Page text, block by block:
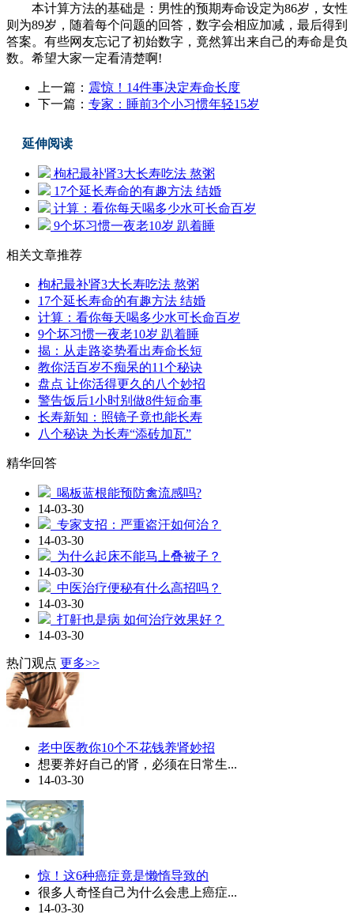
本计算方法的基础是：男性的预期寿命设定为86岁，女性
则为89岁，随着每个问题的回答，数字会相应加减，最后得到
答案。有些网友忘记了初始数字，竟然算出来自己的寿命是负
数。希望大家一定看清楚啊!
上一篇： 震惊！14件事决定寿命长度
下一篇： 专家：睡前3个小习惯年轻15岁
延伸阅读
枸杞最补肾3大长寿吃法 熬粥
17个延长寿命的有趣方法 结婚
计算：看你每天喝多少水可长命百岁
9个坏习惯一夜老10岁 趴着睡
相关文章推荐
枸杞最补肾3大长寿吃法 熬粥
17个延长寿命的有趣方法 结婚
计算：看你每天喝多少水可长命百岁
9个坏习惯一夜老10岁 趴着睡
揭：从走路姿势看出寿命长短
教你活百岁不痴呆的11个秘诀
盘点 让你活得更久的八个妙招
警告饭后1小时别做8件短命事
长寿新知：照镜子竟也能长寿
八个秘诀 为长寿“添砖加瓦”
精华回答
喝板蓝根能预防禽流感吗?
14-03-30
专家支招：严重盗汗如何治？
14-03-30
为什么起床不能马上叠被子？
14-03-30
中医治疗便秘有什么高招吗？
14-03-30
打鼾也是病 如何治疗效果好？
14-03-30
热门观点 更多>>
老中医教你10个不花钱养肾妙招
想要养好自己的肾，必须在日常生...
14-03-30
惊！这6种癌症竟是懒惰导致的
很多人奇怪自己为什么会患上癌症...
14-03-30